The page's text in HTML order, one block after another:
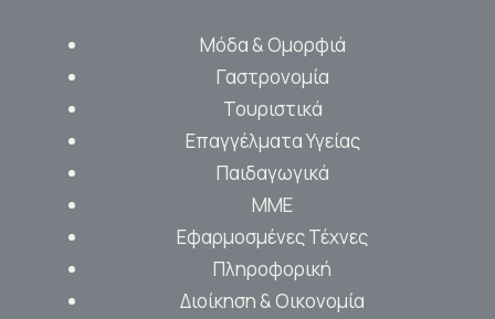
Μόδα & Ομορφιά
Γαστρονομία
Τουριστικά
Επαγγέλματα Υγείας
Παιδαγωγικά
ΜΜΕ
Εφαρμοσμένες Τέχνες
Πληροφορική
Διοίκηση & Οικονομία